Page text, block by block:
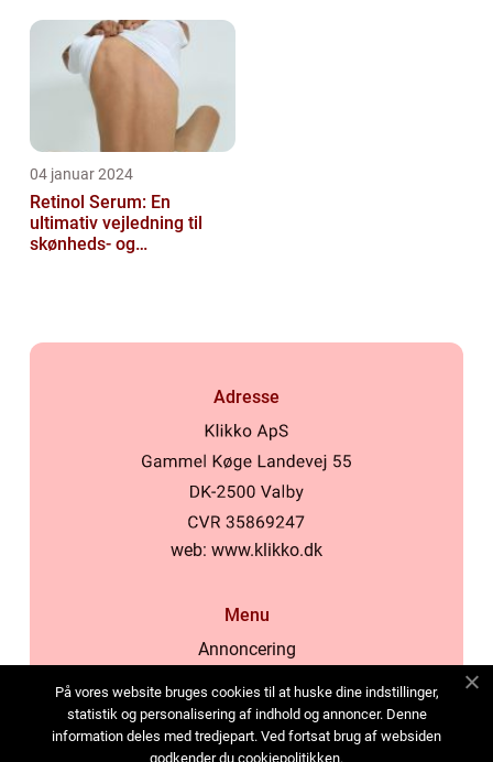
04 januar 2024
Retinol Serum: En
ultimativ vejledning til
skønheds- og
Adresse
web: www.klikko.dk
Menu
Annoncering
Cookies
Kontakt os
På vores website bruges cookies til at huske dine indstillinger,
statistik og personalisering af indhold og annoncer. Denne
information deles med tredjepart. Ved fortsat brug af websiden
godkender du cookiepolitikken.